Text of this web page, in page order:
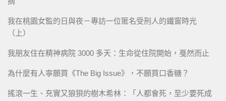
我在桃園女監的日與夜－專訪一位匿名受刑人的鐵窗時光
（上）
我朋友住在精神病院 3000 多天：生命從住院開始，戞然而止
為什麼有人寧願買《The Big Issue》，不願買口香糖？
搖滾一生、充實又狼狽的樹木希林：「人都會死，至少要死成